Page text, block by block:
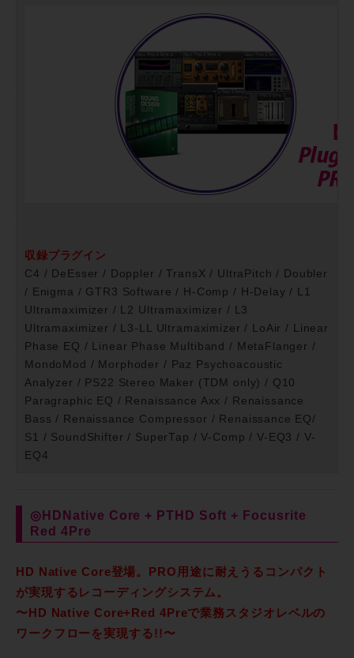
収録プラグイン
C4 / DeEsser / Doppler / TransX / UltraPitch / Doubler
/ Enigma / GTR3 Software / H-Comp / H-Delay / L1
Ultramaximizer / L2 Ultramaximizer / L3
Ultramaximizer / L3-LL Ultramaximizer / LoAir / Linear
Phase EQ / Linear Phase Multiband / MetaFlanger /
MondoMod / Morphoder / Paz Psychoacoustic
Analyzer / PS22 Stereo Maker (TDM only) / Q10
Paragraphic EQ / Renaissance Axx / Renaissance
Bass / Renaissance Compressor / Renaissance EQ/
S1 / SoundShifter / SuperTap / V-Comp / V-EQ3 / V-
EQ4
◎HDNative Core + PTHD Soft + Focusrite
Red 4Pre
HD Native Core登場。PRO用途に耐えうるコンパクト
が実現するレコーディングシステム。
〜HD Native Core+Red 4Preで業務スタジオレベルの
ワークフローを実現する!!〜